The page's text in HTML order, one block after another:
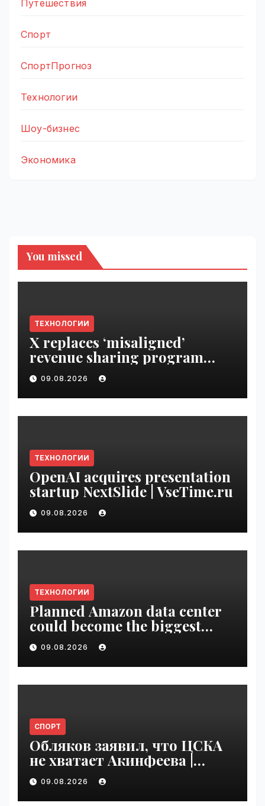
Путешествия
Спорт
СпортПрогноз
Технологии
Шоу-бизнес
Экономика
You missed
ТЕХНОЛОГИИ
X replaces ‘misaligned’
revenue sharing program
with Original Content
Rewards | VseTime.ru
09.08.2026
ТЕХНОЛОГИИ
OpenAI acquires presentation
startup NextSlide | VseTime.ru
09.08.2026
ТЕХНОЛОГИИ
Planned Amazon data center
could become the biggest
climate polluter in the U.S. |
VseTime.ru
09.08.2026
СПОРТ
Обляков заявил, что ЦСКА
не хватает Акинфеева |
VseTime.ru
09.08.2026